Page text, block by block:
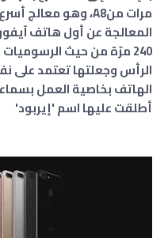
المعالجة عن أول هاتف
240 مرّة من حيث
الرأس وجعلتها تعتمد على
الهاتف بخاصية العمل
أطلقت عليها اسم 'إيربود'